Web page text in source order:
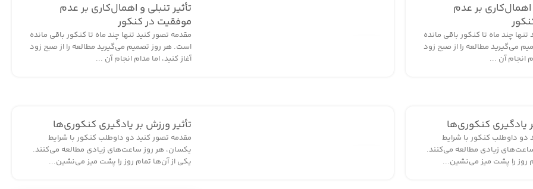
اهمال‌کاری بر عدم
چند ماه تا کنکور باقی مانده
می‌گیرید مطالعه را از صبح زود
انجام آن ...
یادگیری کنکوری‌ها
دو داوطلب کنکور با شرایط
زیادی مطالعه می‌کنند.
روز را پشت میز می‌نشین...
تأثیر تنبلی و اهمال‌کاری بر عدم
موفقیت در کنکور
مقدمه تصور کنید تنها چند ماه تا کنکور باقی مانده
است. هر روز تصمیم می‌گیرید مطالعه را از صبح زود
آغاز کنید، اما مدام انجام آن ...
تأثیر ورزش بر یادگیری کنکوری‌ها
مقدمه تصور کنید دو داوطلب کنکور با شرایط
یکسان، هر روز ساعت‌های زیادی مطالعه می‌کنند.
یکی از آن‌ها تمام روز را پشت میز می‌نشین...